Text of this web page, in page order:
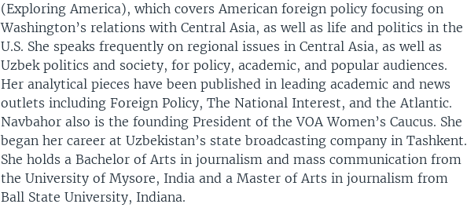
(Exploring America), which covers American foreign policy focusing on
Washington’s relations with Central Asia, as well as life and politics in the
U.S. She speaks frequently on regional issues in Central Asia, as well as
Uzbek politics and society, for policy, academic, and popular audiences.
Her analytical pieces have been published in leading academic and news
outlets including Foreign Policy, The National Interest, and the Atlantic.
Navbahor also is the founding President of the VOA Women’s Caucus. She
began her career at Uzbekistan’s state broadcasting company in Tashkent.
She holds a Bachelor of Arts in journalism and mass communication from
the University of Mysore, India and a Master of Arts in journalism from
Ball State University, Indiana.